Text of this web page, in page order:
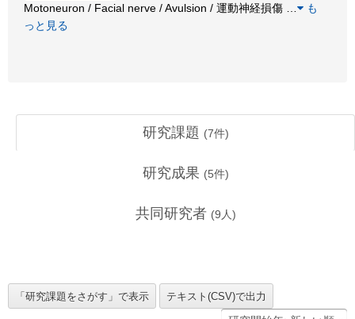
Motoneuron / Facial nerve / Avulsion / 運動神経損傷
も
っと見る
研究課題 (7件)
研究成果 (5件)
共同研究者 (9 人)